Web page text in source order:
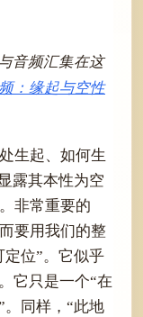
音频汇集在这
：缘起与空性
生起、如何生
露其本性为空
非常重要的
要用我们的整
定位”。它似乎
它只是一个“在
。同样，“此地